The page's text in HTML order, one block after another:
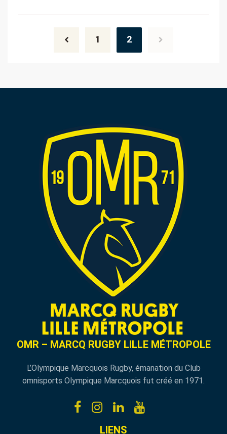
1 2
OMR – MARCQ RUGBY LILLE MÉTROPOLE
L’Olympique Marcquois Rugby, émanation du Club
omnisports Olympique Marcquois fut créé en 1971.
LIENS